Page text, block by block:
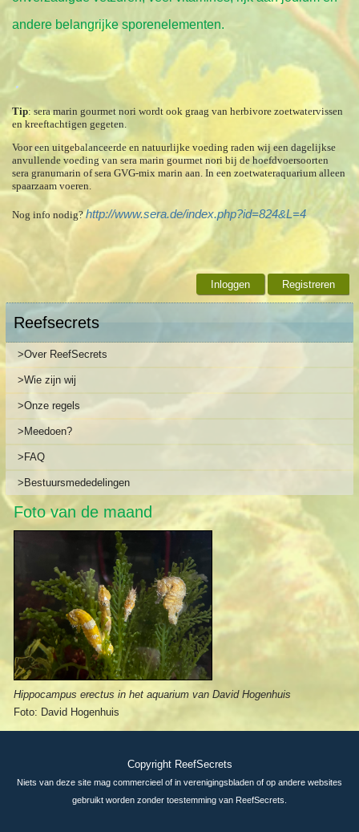
andere belangrijke sporenelementen.
Tip: sera marin gourmet nori wordt ook graag van herbivore zoetwatervissen
en kreeftachtigen gegeten.
Voor een uitgebalanceerde en natuurlijke voeding raden wij een dagelijkse
anvullende voeding van sera marin gourmet nori bij de hoefdvoersoorten
sera granumarin of sera GVG-mix marin aan. In een zoetwateraquarium alleen
spaarzaam voeren.
Nog info nodig?http://www.sera.de/index.php?id=824&L=4
Inloggen Registreren
Reefsecrets
>Over ReefSecrets
>Wie zijn wij
>Onze regels
>Meedoen?
>FAQ
>Bestuursmededelingen
Foto van de maand
Hippocampus erectus in het aquarium van David Hogenhuis
Foto: David Hogenhuis
Copyright ReefSecrets
Niets van deze site mag commercieel of in verenigingsbladen of op andere websites
gebruikt worden zonder toestemming van ReefSecrets.